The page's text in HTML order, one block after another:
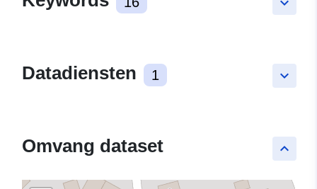
keyboard_arrow_down
Datadiensten 1
keyboard_arrow_up
Omvang dataset